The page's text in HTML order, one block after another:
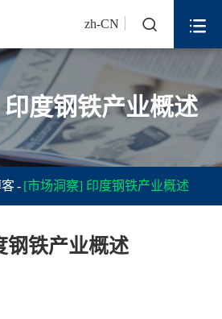
zh-CN  
度钢铁产业概述
[市场洞察] 印度钢铁产业概述
钢铁产业概述